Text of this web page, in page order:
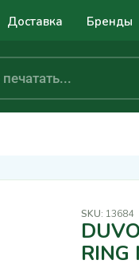
Доставка Бренды
SKU: 13684
RING